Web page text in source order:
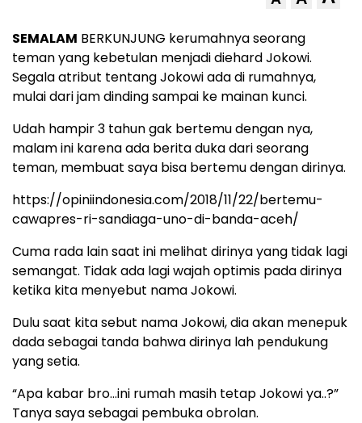
SEMALAM BERKUNJUNG kerumahnya seorang
teman yang kebetulan menjadi diehard Jokowi.
Segala atribut tentang Jokowi ada di rumahnya,
mulai dari jam dinding sampai ke mainan kunci.
Udah hampir 3 tahun gak bertemu dengan nya,
malam ini karena ada berita duka dari seorang
teman, membuat saya bisa bertemu dengan dirinya.
https://opiniindonesia.com/2018/11/22/bertemu-
cawapres-ri-sandiaga-uno-di-banda-aceh/
Cuma rada lain saat ini melihat dirinya yang tidak lagi
semangat. Tidak ada lagi wajah optimis pada dirinya
ketika kita menyebut nama Jokowi.
Dulu saat kita sebut nama Jokowi, dia akan menepuk
dada sebagai tanda bahwa dirinya lah pendukung
yang setia.
“Apa kabar bro…ini rumah masih tetap Jokowi ya..?”
Tanya saya sebagai pembuka obrolan.